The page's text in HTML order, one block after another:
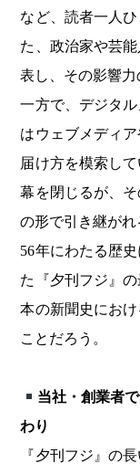
など、読者一人
た、政治家や芸
表し、その影響力
一方で、デジタ
はウェブメディ
届け方を模索し
幕を閉じるが、
の形で引き継がれ
56年にわたる歴
た『夕刊フジ』
本の新聞史にお
ことだろう。
当社・創業者
わり
『夕刊フジ』の